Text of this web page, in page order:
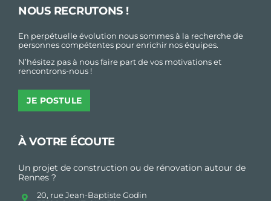
NOUS RECRUTONS !
En perpétuelle évolution nous sommes à la recherche de
personnes compétentes pour enrichir nos équipes.
N’hésitez pas à nous faire part de vos motivations et
rencontrons-nous !
JE POSTULE
À VOTRE ÉCOUTE
Un projet de construction ou de rénovation autour de
Rennes ?
20, rue Jean-Baptiste Godin